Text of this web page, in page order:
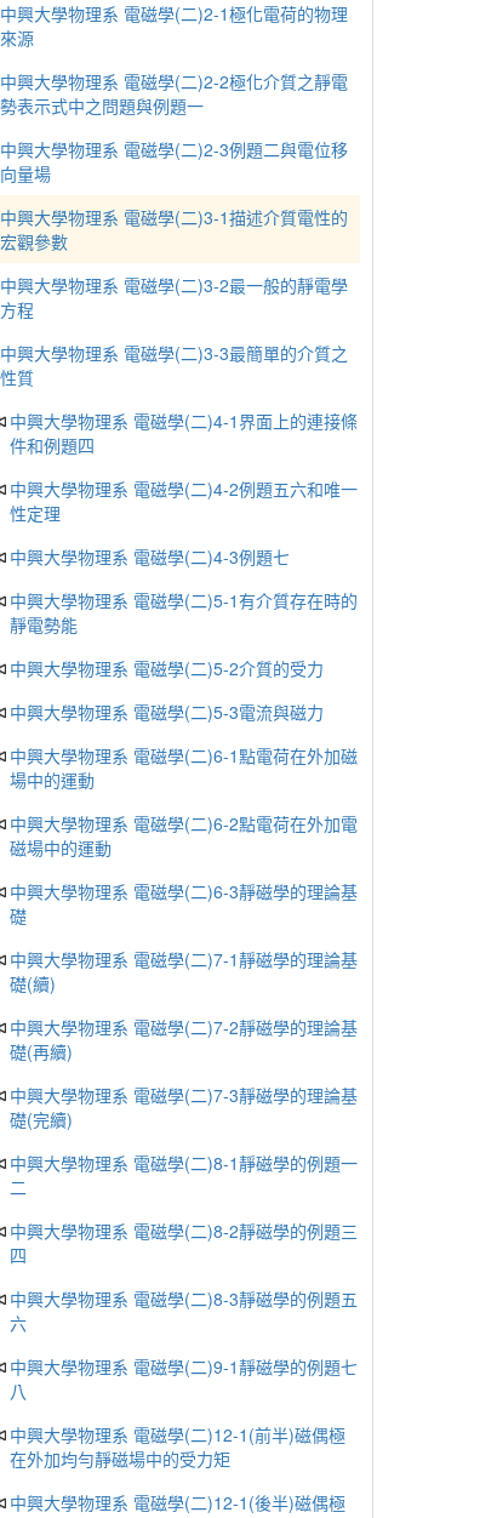
中興大學物理系 電磁學(二)2-1極化電荷的物理
來源
中興大學物理系 電磁學(二)2-2極化介質之靜電
勢表示式中之問題與例題一
中興大學物理系 電磁學(二)2-3例題二與電位移
向量場
中興大學物理系 電磁學(二)3-1描述介質電性的
宏觀參數
中興大學物理系 電磁學(二)3-2最一般的靜電學
方程
中興大學物理系 電磁學(二)3-3最簡單的介質之
性質
中興大學物理系 電磁學(二)4-1界面上的連接條
件和例題四
中興大學物理系 電磁學(二)4-2例題五六和唯一
性定理
中興大學物理系 電磁學(二)4-3例題七
中興大學物理系 電磁學(二)5-1有介質存在時的
靜電勢能
中興大學物理系 電磁學(二)5-2介質的受力
中興大學物理系 電磁學(二)5-3電流與磁力
中興大學物理系 電磁學(二)6-1點電荷在外加磁
場中的運動
中興大學物理系 電磁學(二)6-2點電荷在外加電
磁場中的運動
中興大學物理系 電磁學(二)6-3靜磁學的理論基
礎
中興大學物理系 電磁學(二)7-1靜磁學的理論基
礎(續)
中興大學物理系 電磁學(二)7-2靜磁學的理論基
礎(再續)
中興大學物理系 電磁學(二)7-3靜磁學的理論基
礎(完續)
中興大學物理系 電磁學(二)8-1靜磁學的例題一
二
中興大學物理系 電磁學(二)8-2靜磁學的例題三
四
中興大學物理系 電磁學(二)8-3靜磁學的例題五
六
中興大學物理系 電磁學(二)9-1靜磁學的例題七
八
中興大學物理系 電磁學(二)12-1(前半)磁偶極
在外加均勻靜磁場中的受力矩
中興大學物理系 電磁學(二)12-1(後半)磁偶極